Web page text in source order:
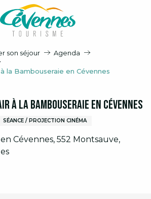
son séjour
Agenda
la Bambouseraie en Cévennes
à la Bambouseraie en Cévennes
SÉANCE / PROJECTION CINÉMA
Cévennes, 552 Montsauve,